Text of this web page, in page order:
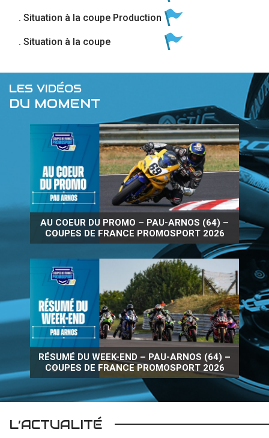
. Situation à la coupe Production
. Situation à la coupe
LES VIDÉOS
DU MOMENT
AU COEUR DU PROMO – PAU-ARNOS (64) –
COUPES DE FRANCE PROMOSPORT 2026
RÉSUMÉ DU WEEK-END – PAU-ARNOS (64) –
COUPES DE FRANCE PROMOSPORT 2026
L’ACTUALITÉ